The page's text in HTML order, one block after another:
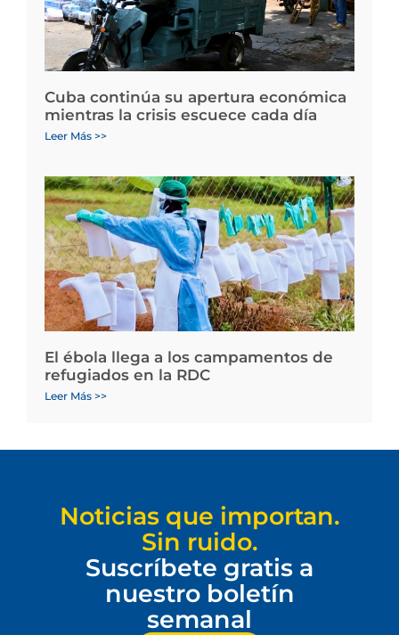
Cuba continúa su apertura económica
mientras la crisis escuece cada día
Leer Más >>
El ébola llega a los campamentos de
refugiados en la RDC
Leer Más >>
Noticias que importan.
Sin ruido.
Suscríbete gratis a
nuestro boletín
semanal